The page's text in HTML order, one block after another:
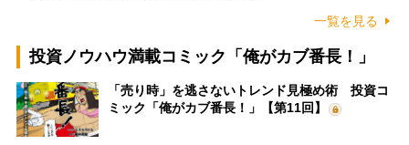
一覧を見る
投資ノウハウ満載コミック「俺がカブ番長！」
「売り時」を逃さないトレンド見極め術 投資コ
ミック「俺がカブ番長！」【第11回】